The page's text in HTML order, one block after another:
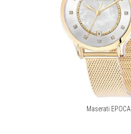
Maserati EPOCA